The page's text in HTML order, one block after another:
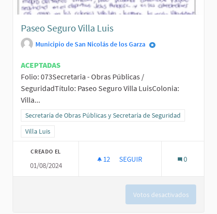
Paseo Seguro Villa Luis
Municipio de San Nicolás de los Garza
ACEPTADAS
Folio: 073Secretaria - Obras Públicas /
SeguridadTítulo: Paseo Seguro Villa LuisColonia:
Villa...
Resultados al filtrar por la categoría: Secretaría de Obras Públicas
Secretaría de Obras Públicas y Secretaría de Seguridad
Resultados al filtrar por el ámbito: Villa Luis
Villa Luis
CREADO EL
01/08/2024
12 12 SEGUIDORAS
SEGUIR 0
Votos desactivados